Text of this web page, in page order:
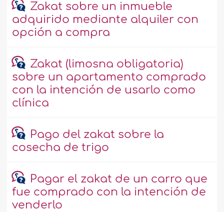
Zakat sobre un inmueble
adquirido mediante alquiler con
opción a compra
Zakat (limosna obligatoria)
sobre un apartamento comprado
con la intención de usarlo como
clínica
Pago del zakat sobre la
cosecha de trigo
Pagar el zakat de un carro que
fue comprado con la intención de
venderlo